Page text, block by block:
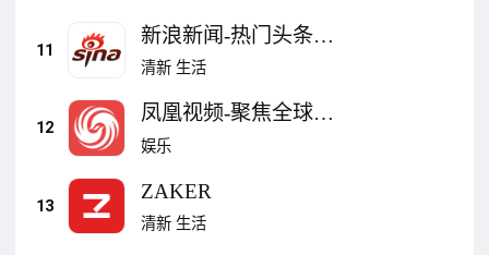
11
新浪新闻-热门头条资
讯视频抢先看
清新 生活
12
凤凰视频-聚焦全球头
条新闻的短视频平台
娱乐
13
ZAKER
清新 生活